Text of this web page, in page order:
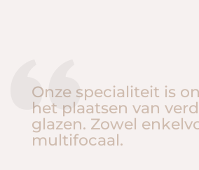
Onze specialiteit is
het plaatsen van
glazen. Zowel
multifocaal.